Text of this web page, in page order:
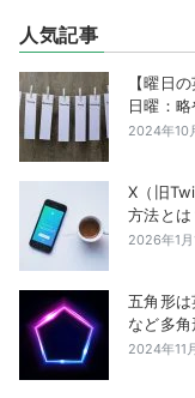
人気記事
【曜日
日曜：
2024年10
X（旧
方法とは
2026年1月
五角形
など多
2024年11